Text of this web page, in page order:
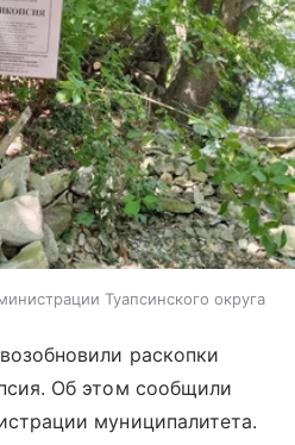
Туапсинского округа
раскопки
Об этом сообщили
муниципалитета.